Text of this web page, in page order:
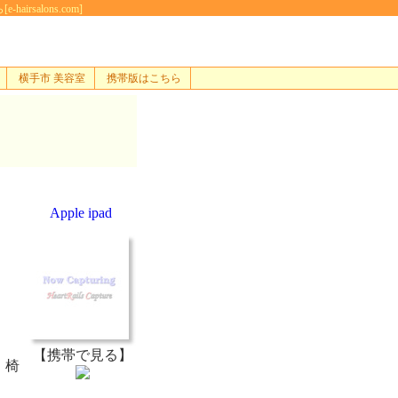
hairsalons.com]
横手市 美容室 携帯版はこちら
椅
Apple ipad
【携帯で見る】